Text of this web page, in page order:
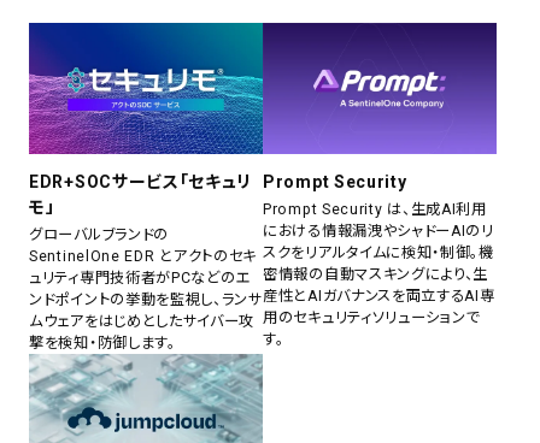
EDR+SOCサービス「セキュリ
モ」
グローバルブランドの
SentinelOne EDR とアクトのセキ
ュリティ専門技術者がPCなどのエ
ンドポイントの挙動を監視し、ランサ
ムウェアをはじめとしたサイバー攻
撃を検知・防御します。
Prompt Security
Prompt Security は、生成AI利用
における情報漏洩やシャドーAIのリ
スクをリアルタイムに検知・制御。機
密情報の自動マスキングにより、生
産性とAIガバナンスを両立するAI専
用のセキュリティソリューションで
す。